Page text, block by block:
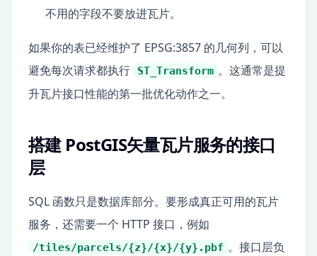
不用的字段不要放进瓦片。
如果你的表已经维护了 EPSG:3857 的几何列，可以
避免每次请求都执行
ST_Transform 。这通常是提
升瓦片接口性能的第一批优化动作之一。
搭建 PostGIS矢量瓦片服务的接口
层
SQL 函数只是数据库部分。要形成真正可用的瓦片
服务，还需要一个 HTTP 接口，例如
/tiles/parcels/{z}/{x}/{y}.pbf 。接口层负